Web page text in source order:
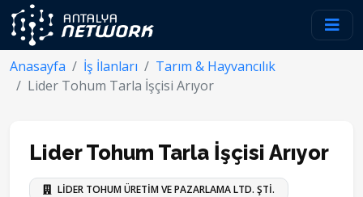
Anasayfa İş İlanları
Tarım & Hayvancılık
Lider Tohum Tarla İşçisi Arıyor
Lider Tohum Tarla İşçisi Arıyor
LİDER TOHUM ÜRETİM VE PAZARLAMA LTD. ŞTİ.